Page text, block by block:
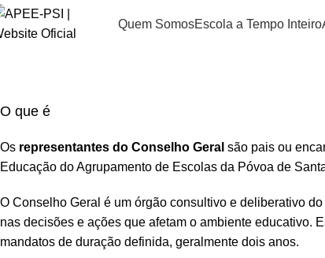
Quem SomosEscola a Tempo Inteiro
Conselho Geral
O que é
Os representantes do Conselho Geral são pais ou
Educação do Agrupamento de Escolas da Póvoa de
O Conselho Geral é um órgão consultivo e deliberativo
nas decisões e ações que afetam o ambiente educativo.
mandatos de duração definida, geralmente dois anos.